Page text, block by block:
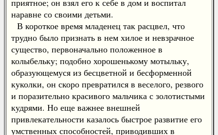
приятное; он взял его к себе в дом и воспитал
наравне со своими детьми.
В короткое время младенец так расцвел, что
трудно было признать в нем хилое и невзрачное
существо, первоначально положенное в
колыбельку; подобно хорошенькому мотыльку,
образующемуся из бесцветной и бесформенной
куколки, он скоро превратился в веселого, резвого
и поразительно красивого мальчика с золотистыми
кудрями. Но еще важнее внешней
привлекательности казалось быстрое развитие его
умственных способностей, приводивших в